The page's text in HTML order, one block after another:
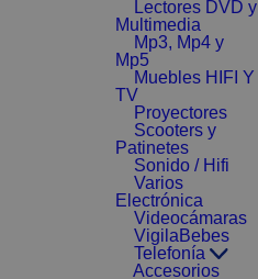
Lectores DVD y
Multimedia
Mp3, Mp4 y
Mp5
Muebles HIFI Y
TV
Proyectores
Scooters y
Patinetes
Sonido / Hifi
Varios
Electrónica
Videocámaras
VigilaBebes
Telefonía
Accesorios